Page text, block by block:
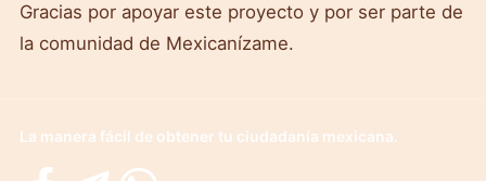
Gracias por apoyar este proyecto y por ser parte de
la comunidad de Mexicanízame.
La manera fácil de obtener tu ciudadanía mexicana.